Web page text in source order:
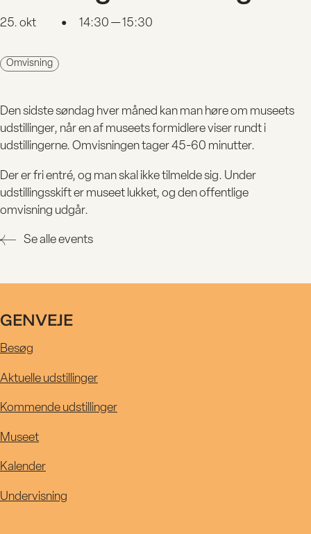
BESØG
KALENDER
MUSEET
25. okt ● 14:30 — 15:30
Omvisning
Den sidste søndag hver måned kan man høre om museets
udstillinger, når en af museets formidlere viser rundt i
udstillingerne. Omvisningen tager 45-60 minutter.
Der er fri entré, og man skal ikke tilmelde sig. Under
udstillingsskift er museet lukket, og den offentlige
omvisning udgår.
Se alle events
GENVEJE
Besøg
Aktuelle udstillinger
Kommende udstillinger
Museet
Kalender
Undervisning